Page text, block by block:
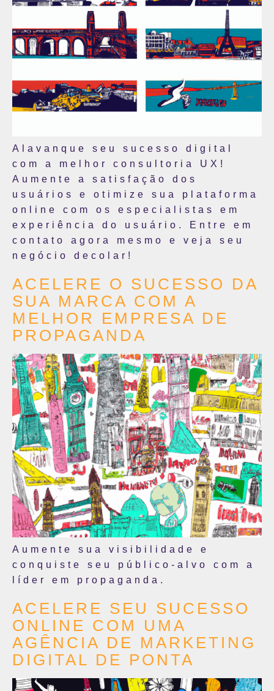
Alavanque seu sucesso digital
com a melhor consultoria UX!
Aumente a satisfação dos
usuários e otimize sua plataforma
online com os especialistas em
experiência do usuário. Entre em
contato agora mesmo e veja seu
negócio decolar!
ACELERE O SUCESSO DA
SUA MARCA COM A
MELHOR EMPRESA DE
PROPAGANDA
Aumente sua visibilidade e
conquiste seu público-alvo com a
líder em propaganda.
ACELERE SEU SUCESSO
ONLINE COM UMA
AGÊNCIA DE MARKETING
DIGITAL DE PONTA